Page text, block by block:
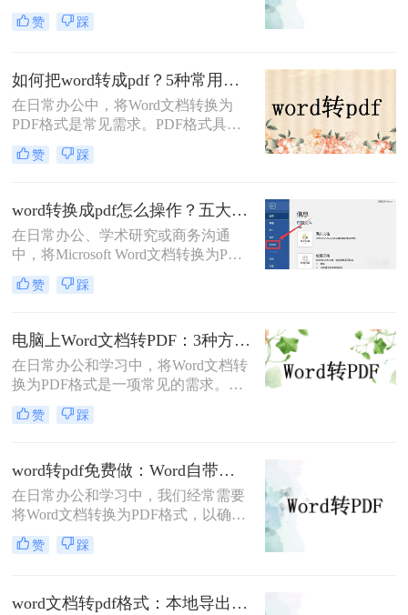
广泛的格式，因此很多人常常需要将
Word文件转换成PDF文件。那么电脑
法，帮助你快速将电脑上的Word文件
转换成PDF格式。
赞 踩
如何把word转成pdf？5种常用的转换方法详解！
在日常办公中，将Word文档转换为
PDF格式是常见需求。PDF格式具有
跨平台兼容性强、格式固定、不易被
篡改等优势，尤其适合用于正式文件
呢？本文将介绍5种常用的转换方
法，涵盖从免费工具到专业软件的多
种选择。
赞 踩
word转换成pdf怎么操作？五大方法详解！
在日常办公、学术研究或商务沟通
中，将Microsoft Word文档转换为PDF
格式已成为一项不可或缺的技能。
PDF（Portable Document Format）以
以及安全性，成为文件分发和归档的
首选格式。无论是提交简历、发布报
告还是共享论文，一个高质量的PDF
文件能确保在任何设备上呈现的效果
都与您的初衷一致。尽管Word转PDF
看似简单，但其中却隐藏着许多影响
赞 踩
电脑上Word文档转PDF：3种方法按文档复杂度选，公式多的别用在线工具！
在日常办公和学习中，将Word文档转
换为PDF格式是一项常见的需求。
PDF格式因其跨平台兼容性、格式稳
定性和安全性而备受青睐。那么电脑
文将详细介绍三种将Word文档转换为
PDF的方法。
赞 踩
word转pdf免费做：Word自带导出和在线工具效果差在哪！
在日常办公和学习中，我们经常需要
将Word文档转换为PDF格式，以确保
文档的稳定性和兼容性，便于分享和
打印。那么word转pdf怎么转免费呢？
赞 踩
word文档转pdf格式：本地导出和在线工具怎么选！